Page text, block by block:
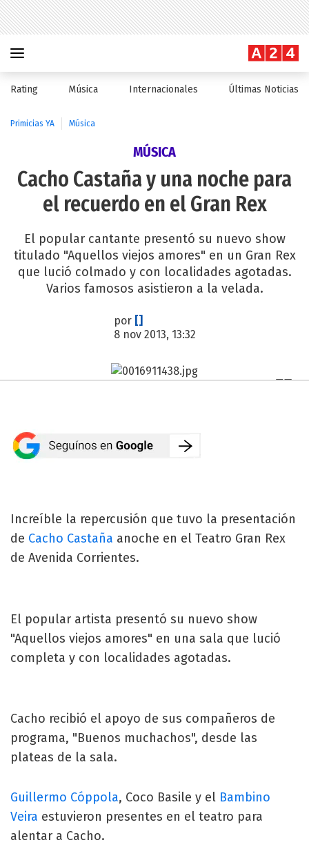
Rating Música Internacionales Últimas Noticias
Primicias YA Música
MÚSICA
Cacho Castaña y una noche para
el recuerdo en el Gran Rex
El popular cantante presentó su nuevo show
titulado "Aquellos viejos amores" en un Gran Rex
que lució colmado y con localidades agotadas.
Varios famosos asistieron a la velada.
por []
8 nov 2013, 13:32
Increíble la repercusión que tuvo la presentación
de Cacho Castaña anoche en el Teatro Gran Rex
de Avenida Corrientes.
El popular artista presentó su nuevo show
"Aquellos viejos amores" en una sala que lució
completa y con localidades agotadas.
Cacho recibió el apoyo de sus compañeros de
programa, "Buenos muchachos", desde las
plateas de la sala.
Guillermo Cóppola, Coco Basile y el Bambino
Veira estuvieron presentes en el teatro para
alentar a Cacho.